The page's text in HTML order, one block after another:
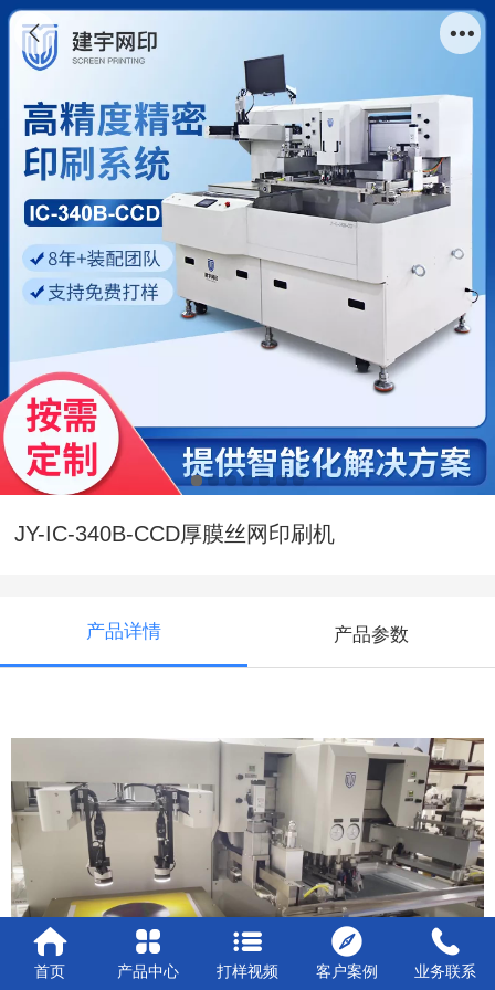
JY-IC-340B-CCD厚膜丝网印刷机
产品详情 产品参数
首页 产品中心 打样视频 客户案例 业务联系